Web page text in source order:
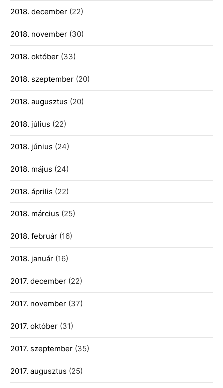
2018. december (22)
2018. november (30)
2018. október (33)
2018. szeptember (20)
2018. augusztus (20)
2018. július (22)
2018. június (24)
2018. május (24)
2018. április (22)
2018. március (25)
2018. február (16)
2018. január (16)
2017. december (22)
2017. november (37)
2017. október (31)
2017. szeptember (35)
2017. augusztus (25)